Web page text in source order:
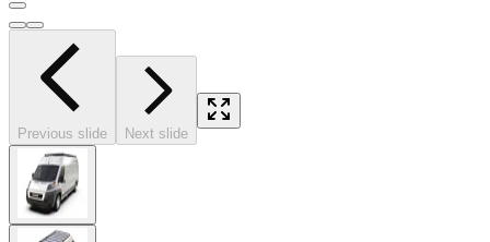
Previous slide Next slide